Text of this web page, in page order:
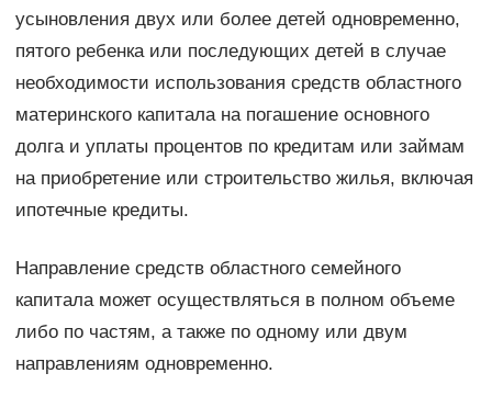
усыновления двух или более детей одновременно,
пятого ребенка или последующих детей в случае
необходимости использования средств областного
материнского капитала на погашение основного
долга и уплаты процентов по кредитам или займам
на приобретение или строительство жилья, включая
ипотечные кредиты.
Направление средств областного семейного
капитала может осуществляться в полном объеме
либо по частям, а также по одному или двум
направлениям одновременно.